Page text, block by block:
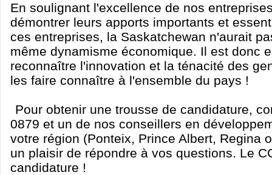
En soulignant l'excellence de nos
démontrer leurs apports importants et
ces entreprises, la Saskatchewan n'aurait
même dynamisme économique. Il est donc
reconnaître l'innovation et la ténacité des
les faire connaître à l'ensemble du pays !
Pour obtenir une trousse de candidature,
0879 et un de nos conseillers en
votre région (Ponteix, Prince Albert, Regina
un plaisir de répondre à vos questions. Le
candidature !